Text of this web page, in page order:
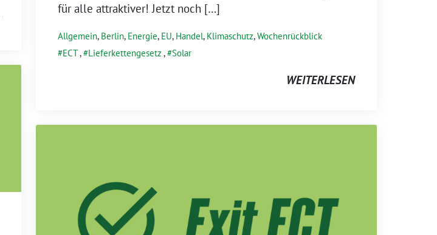
für alle attraktiver! Jetzt noch […]
Allgemein, Berlin, Energie, EU, Handel, Klimaschutz,Wochenrückblick
ECT, Lieferkettengesetz , Solar
WEITERLESEN